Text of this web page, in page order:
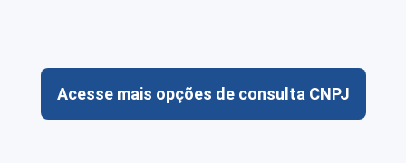
Acesse mais opções de consulta CNPJ